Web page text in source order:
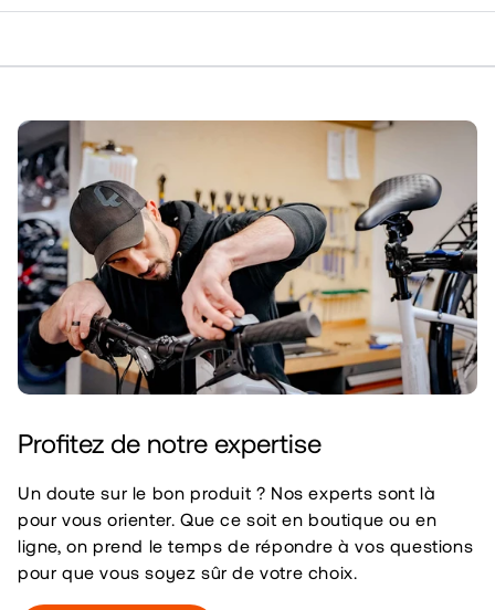
Profitez de notre expertise
Un doute sur le bon produit ? Nos experts sont là
pour vous orienter. Que ce soit en boutique ou en
ligne, on prend le temps de répondre à vos questions
pour que vous soyez sûr de votre choix.